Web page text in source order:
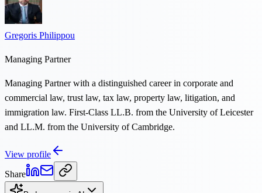
Gregoris Philippou
Managing Partner
Managing Partner with a distinguished career in corporate and
commercial law, trust law, tax law, property law, litigation, and
immigration law. First-Class LL.B. from the University of Leicester
and LL.M. from the University of Cambridge.
View profile
Share